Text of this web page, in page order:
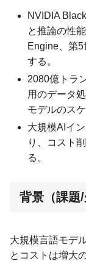
NVIDIA
と推論の性
Engine、第
する。
2080億トラ
用のデータ
モデルのス
大規模AIイ
り、コスト
る。
背景（課題/
大規模言語モデ
とコストは増大